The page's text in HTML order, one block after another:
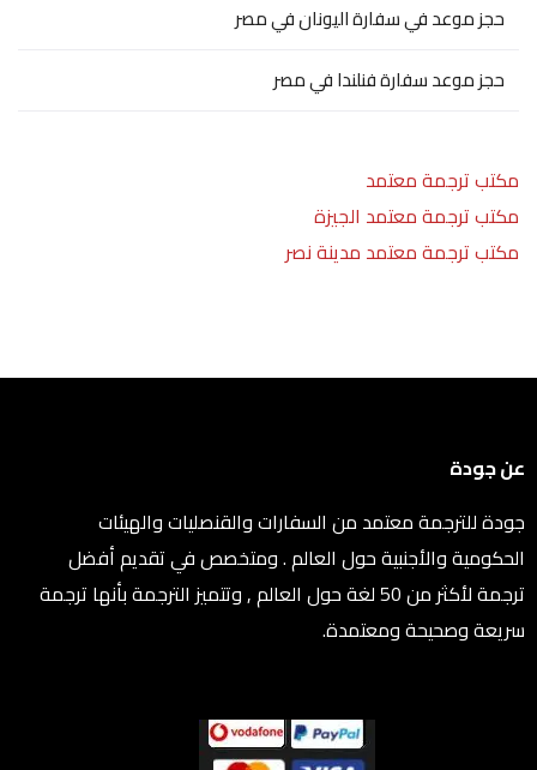
حجز موعد في سفارة اليونان في مصر
حجز موعد سفارة فنلندا في مصر
مكتب ترجمة معتمد
مكتب ترجمة معتمد الجيزة
مكتب ترجمة معتمد مدينة نصر
عن جودة
جودة للترجمة معتمد من السفارات والقنصليات والهيئات
الحكومية والأجنبية حول العالم . ومتخصص في تقديم أفضل
ترجمة لأكثر من 50 لغة حول العالم , وتتميز الترجمة بأنها ترجمة
سريعة وصحيحة ومعتمدة.